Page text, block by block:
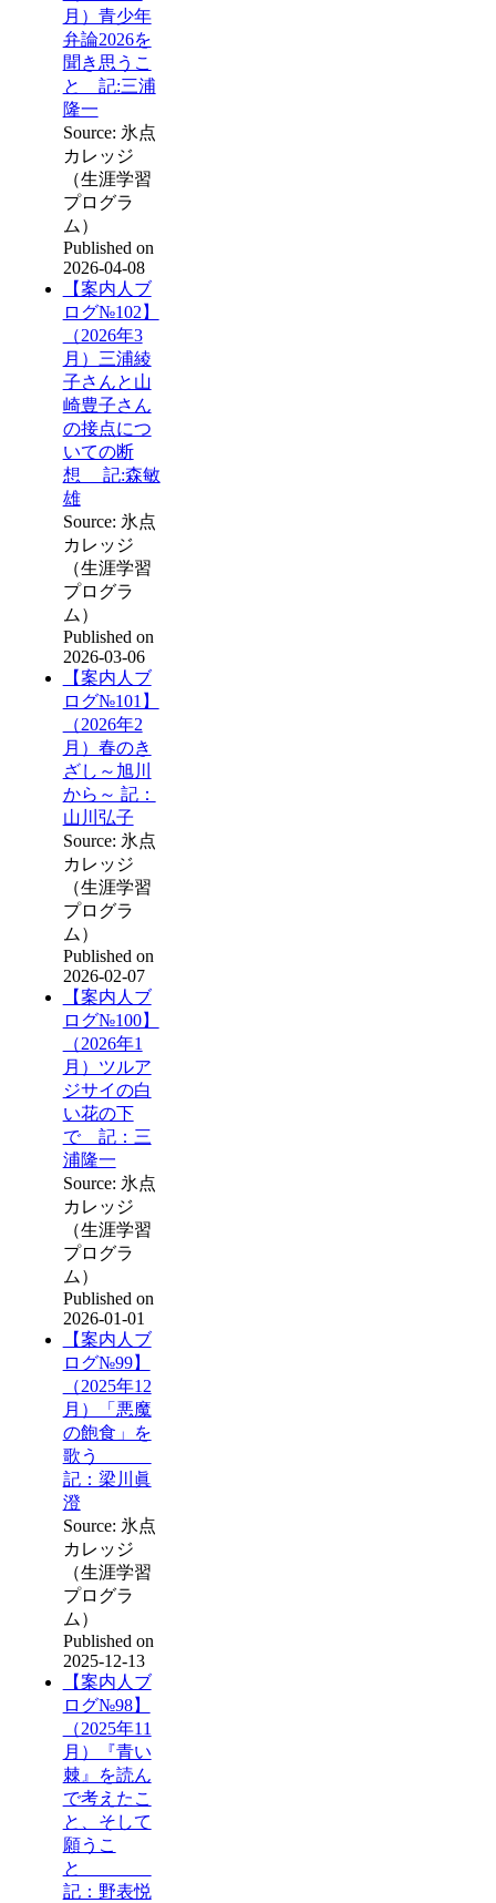
月）青少年
弁論2026を
聞き思うこ
と 記:三浦
隆一
Source: 氷点
カレッジ
（生涯学習
プログラ
ム）
Published on
2026-04-08
【案内人ブ
ログ№102】
（2026年3
月）三浦綾
子さんと山
崎豊子さん
の接点につ
いての断
想 記:森敏
雄
Source: 氷点
カレッジ
（生涯学習
プログラ
ム）
Published on
2026-03-06
【案内人ブ
ログ№101】
（2026年2
月）春のき
ざし～旭川
から～ 記：
山川弘子
Source: 氷点
カレッジ
（生涯学習
プログラ
ム）
Published on
2026-02-07
【案内人ブ
ログ№100】
（2026年1
月）ツルア
ジサイの白
い花の下
で 記：三
浦隆一
Source: 氷点
カレッジ
（生涯学習
プログラ
ム）
Published on
2026-01-01
【案内人ブ
ログ№99】
（2025年12
月）「悪魔
の飽食」を
歌う
記：梁川眞
澄
Source: 氷点
カレッジ
（生涯学習
プログラ
ム）
Published on
2025-12-13
【案内人ブ
ログ№98】
（2025年11
月）『青い
棘』を読ん
で考えたこ
と、そして
願うこ
と
記：野表悦